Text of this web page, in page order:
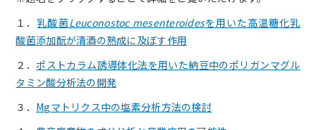
１．乳酸菌Leuconostoc mesenteroidesを用いた高温糖化乳
酸菌添加酛が清酒の熟成に及ぼす作用
２．ポストカラム誘導体化法を用いた納豆中のポリガンマグル
タミン酸分析法の開発
３． Mgマトリクス中の塩素分析方法の検討